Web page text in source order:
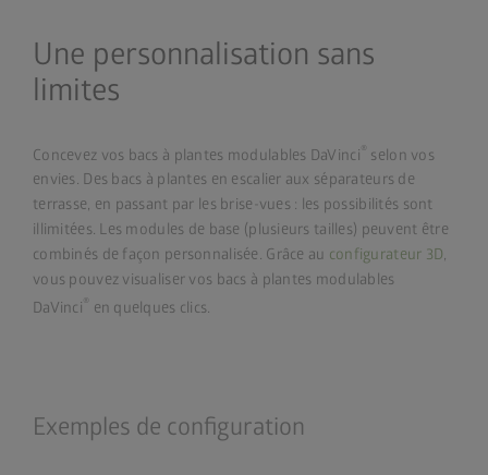
Une personnalisation sans
limites
Concevez vos bacs à plantes modulables DaVinci ® selon vos
envies. Des bacs à plantes en escalier aux séparateurs de
terrasse, en passant par les brise-vues : les possibilités sont
illimitées. Les modules de base (plusieurs tailles) peuvent être
combinés de façon personnalisée. Grâce au configurateur 3D,
vous pouvez visualiser vos bacs à plantes modulables
DaVinci ® en quelques clics.
Exemples de configuration